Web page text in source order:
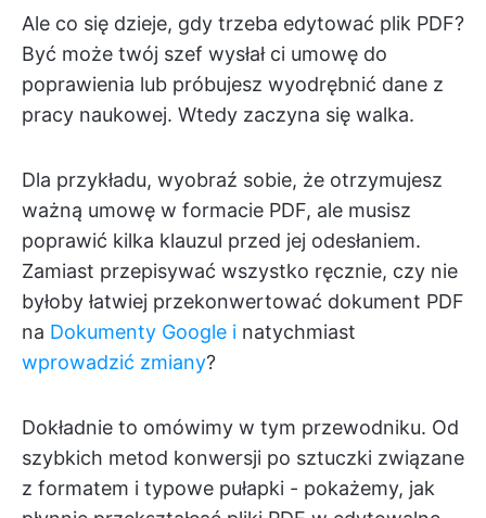
Ale co się dzieje, gdy trzeba edytować plik PDF?
Być może twój szef wysłał ci umowę do
poprawienia lub próbujesz wyodrębnić dane z
pracy naukowej. Wtedy zaczyna się walka.
Dla przykładu, wyobraź sobie, że otrzymujesz
ważną umowę w formacie PDF, ale musisz
poprawić kilka klauzul przed jej odesłaniem.
Zamiast przepisywać wszystko ręcznie, czy nie
byłoby łatwiej przekonwertować dokument PDF
na Dokumenty Google i natychmiast
wprowadzić zmiany?
Dokładnie to omówimy w tym przewodniku. Od
szybkich metod konwersji po sztuczki związane
z formatem i typowe pułapki - pokażemy, jak